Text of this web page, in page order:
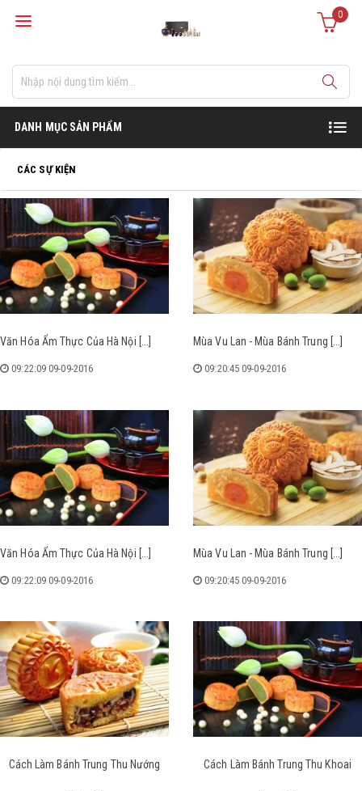
0
DANH MỤC SẢN PHẨM
CÁC SỰ KIỆN
Văn Hóa Ẩm Thực Của Hà Nội [...]
09:22:09 09-09-2016
Mùa Vu Lan - Mùa Bánh Trung [...]
09:20:45 09-09-2016
Văn Hóa Ẩm Thực Của Hà Nội [...]
09:22:09 09-09-2016
Mùa Vu Lan - Mùa Bánh Trung [...]
09:20:45 09-09-2016
Cách Làm Bánh Trung Thu Nướng Cách Làm Bánh Trung Thu Khoai